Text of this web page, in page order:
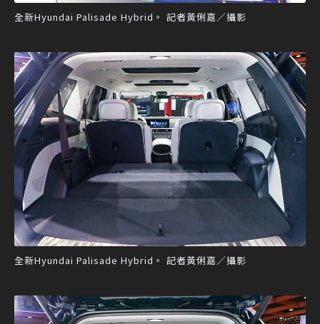
全新Hyundai Palisade Hybrid。 記者黃俐嘉／攝影
全新Hyundai Palisade Hybrid。 記者黃俐嘉／攝影